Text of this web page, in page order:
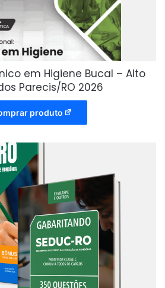
em Higiene Bucal – Alto
Parecis/RO 2026
produto